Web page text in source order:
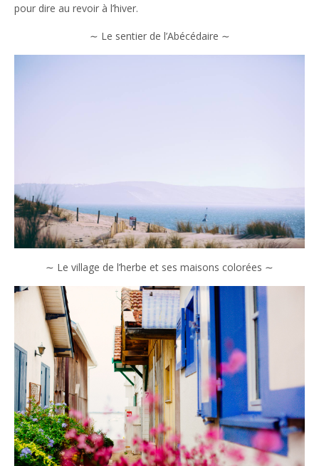
pour dire au revoir à l’hiver.
∼ Le sentier de l’Abécédaire ∼
∼ Le village de l’herbe et ses maisons colorées ∼